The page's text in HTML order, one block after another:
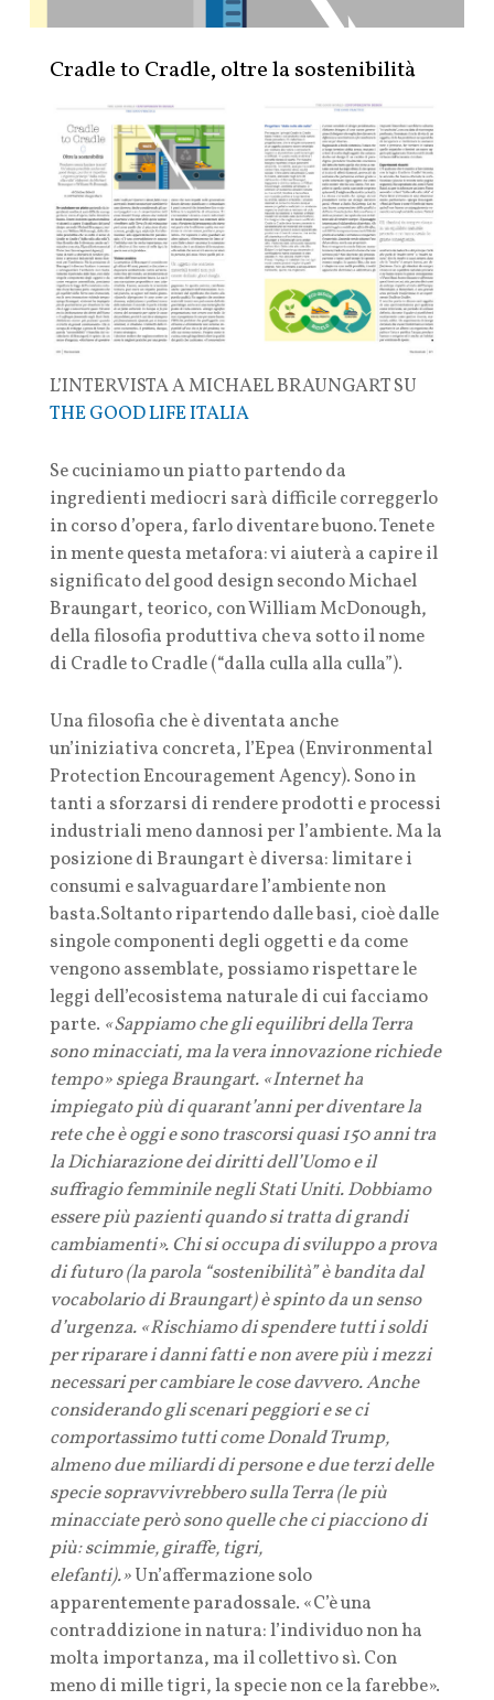
Cradle to Cradle, oltre la sostenibilità
L’INTERVISTA A MICHAEL BRAUNGART SU
THE GOOD LIFE ITALIA
Se cuciniamo un piatto partendo da
ingredienti mediocri sarà difficile correggerlo
in corso d’opera, farlo diventare buono. Tenete
in mente questa metafora: vi aiuterà a capire il
significato del good design secondo Michael
Braungart, teorico, con William McDonough,
della filosofia produttiva che va sotto il nome
di Cradle to Cradle (“dalla culla alla culla”).
Una filosofia che è diventata anche
un’iniziativa concreta, l’Epea (Environmental
Protection Encouragement Agency). Sono in
tanti a sforzarsi di rendere prodotti e processi
industriali meno dannosi per l’ambiente. Ma la
posizione di Braungart è diversa: limitare i
consumi e salvaguardare l’ambiente non
basta.Soltanto ripartendo dalle basi, cioè dalle
singole componenti degli oggetti e da come
vengono assemblate, possiamo rispettare le
leggi dell’ecosistema naturale di cui facciamo
parte. «Sappiamo che gli equilibri della Terra
sono minacciati, ma la vera innovazione richiede
tempo» spiega Braungart. «Internet ha
impiegato più di quarant’anni per diventare la
rete che è oggi e sono trascorsi quasi 150 anni tra
la Dichiarazione dei diritti dell’Uomo e il
suffragio femminile negli Stati Uniti. Dobbiamo
essere più pazienti quando si tratta di grandi
cambiamenti». Chi si occupa di sviluppo a prova
di futuro (la parola “sostenibilità” è bandita dal
vocabolario di Braungart) è spinto da un senso
d’urgenza. «Rischiamo di spendere tutti i soldi
per riparare i danni fatti e non avere più i mezzi
necessari per cambiare le cose davvero. Anche
considerando gli scenari peggiori e se ci
comportassimo tutti come Donald Trump,
almeno due miliardi di persone e due terzi delle
specie sopravvivrebbero sulla Terra (le più
minacciate però sono quelle che ci piacciono di
più: scimmie, giraffe, tigri,
elefanti).»Un’affermazione solo
apparentemente paradossale. «C’è una
contraddizione in natura: l’individuo non ha
molta importanza, ma il collettivo sì. Con
meno di mille tigri, la specie non ce la farebbe».